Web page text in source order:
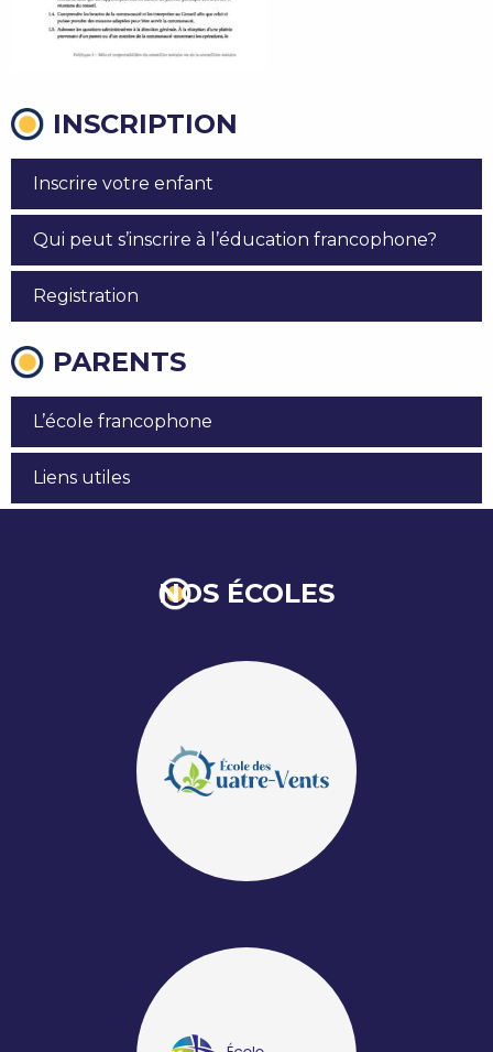
INSCRIPTION
Inscrire votre enfant
Qui peut s’inscrire à l’éducation francophone?
Registration
PARENTS
L’école francophone
Liens utiles
NOS ÉCOLES